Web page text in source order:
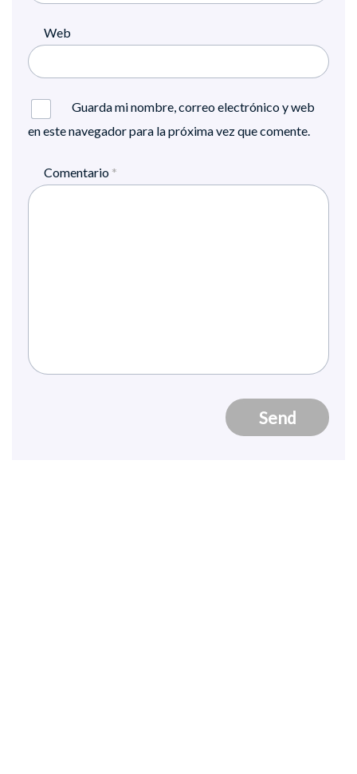
Web
Guarda mi nombre, correo electrónico y web
en este navegador para la próxima vez que comente.
Comentario *